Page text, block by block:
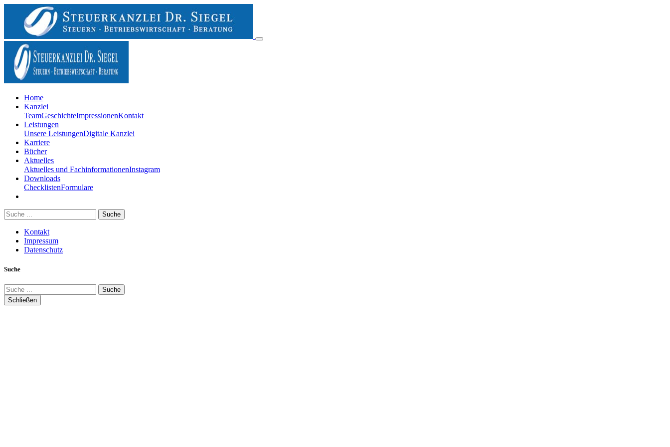
Home
Kanzlei
TeamGeschichteImpressionenKontakt
Leistungen
Unsere LeistungenDigitale Kanzlei
Karriere
Bücher
Aktuelles
Aktuelles und FachinformationenInstagram
Downloads
ChecklistenFormulare
Suche
Kontakt
Impressum
Datenschutz
Suche
Suche
Schließen